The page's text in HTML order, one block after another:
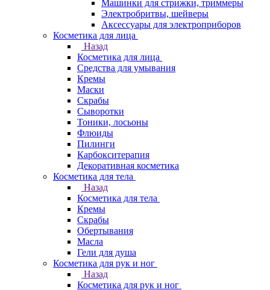
Машинки для стрижки, триммеры
Электробритвы, шейверы
Аксессуары для электроприборов
Косметика для лица
Назад
Косметика для лица
Средства для умывания
Кремы
Маски
Скрабы
Сыворотки
Тоники, лосьоны
Флюиды
Пилинги
Карбокситерапия
Декоративная косметика
Косметика для тела
Назад
Косметика для тела
Кремы
Скрабы
Обертывания
Масла
Гели для душа
Косметика для рук и ног
Назад
Косметика для рук и ног